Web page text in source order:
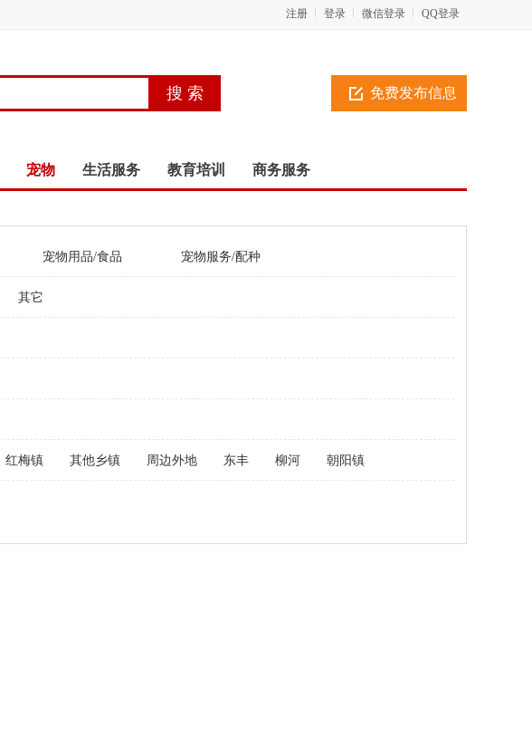
QQ登录
微信登录
登录
注册
免费发布信息
宠物 生活服务 教育培训 商务服务
宠物用品/食品 宠物服务/配种
其它
红梅镇 其他乡镇 周边外地 东丰 柳河 朝阳镇